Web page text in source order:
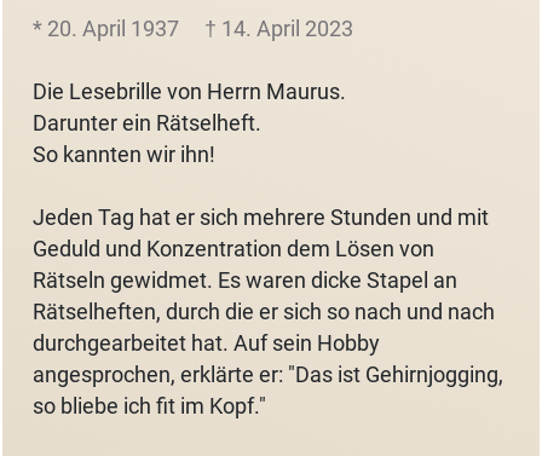
* 20. April 1937 † 14. April 2023
Die Lesebrille von Herrn Maurus.
Darunter ein Rätselheft.
So kannten wir ihn!
Jeden Tag hat er sich mehrere Stunden und mit
Geduld und Konzentration dem Lösen von
Rätseln gewidmet. Es waren dicke Stapel an
Rätselheften, durch die er sich so nach und nach
durchgearbeitet hat. Auf sein Hobby
angesprochen, erklärte er: "Das ist Gehirnjogging,
so bliebe ich fit im Kopf."